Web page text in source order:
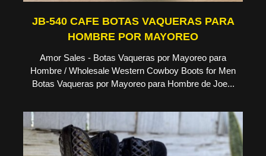
JB-540 CAFE BOTAS VAQUERAS PARA
HOMBRE POR MAYOREO
Amor Sales - Botas Vaqueras por Mayoreo para
Hombre / Wholesale Western Cowboy Boots for Men
Botas Vaqueras por Mayoreo para Hombre de Joe...